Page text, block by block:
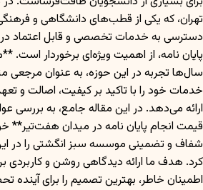
تهران، که یکی از قطب‌های دانشگاهی و
دسترسی به خدمات تخصصی و قابل اعتماد
پایان نامه، از اهمیت ویژه‌ای برخوردار
سال‌ها تجربه در این حوزه، به عنوان مرجعی
خدمات خود را با تاکید بر کیفیت، اصالت و
ارائه می‌دهد. در این مقاله جامع، به بررسی
قیمت انجام پایان نامه در میدان هفت‌تیر**
شفاف و تضمینی موسسه سبز انگشتی را در
کرد. هدف ما ارائه دیدگاهی روشن و کاربردی
اطمینان خاطر، بهترین تصمیم را برای آینده